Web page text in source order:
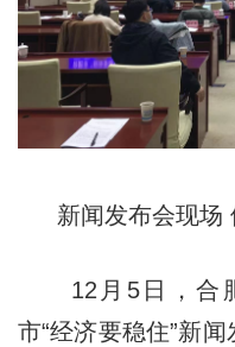
新闻发布会现场
12月5日，合肥
市“经济要稳住”新